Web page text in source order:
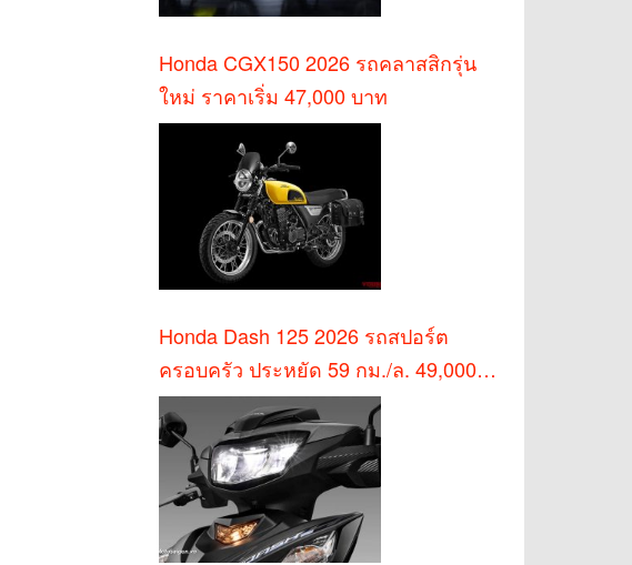
Honda CGX150 2026 รถคลาสสิกรุ่น
ใหม่ ราคาเริ่ม 47,000 บาท
Honda Dash 125 2026 รถสปอร์ต
ครอบครัว ประหยัด 59 กม./ล. 49,000
บาท